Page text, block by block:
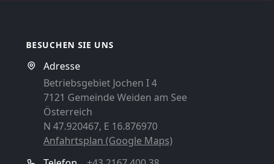
BESUCHEN SIE UNS
Adresse
Betriebsgebiet Jochen I 4
7121 Gemeinde Weiden am See
Österreich
N 47.920467, E 16.876970
Anfahrtsplan (Google Maps)